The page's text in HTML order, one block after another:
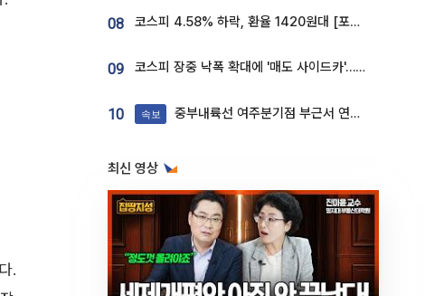
.
08 코스피 4.58% 하락, 환율 1420원대 [포토]
09 코스피 장중 낙폭 확대에 '매도 사이드카'…외인 2.8조'팔자'· 개인 3.1조 '사자'
10 속보 중부내륙선 여주분기점 부근서 연이은 추돌사고 발생
최신 영상